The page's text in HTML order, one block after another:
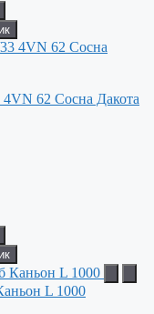
62 Сосна Дакота
L 1000